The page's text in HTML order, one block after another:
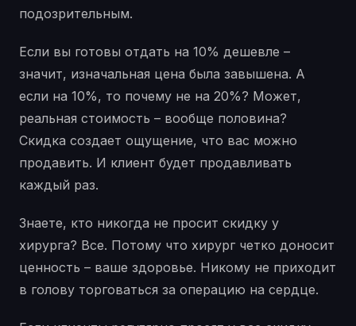
подозрительным.
Если вы готовы отдать на 10% дешевле –
значит, изначальная цена была завышена. А
если на 10%, то почему не на 20%? Может,
реальная стоимость – вообще половина?
Скидка создает ощущение, что вас можно
продавить. И клиент будет продавливать
каждый раз.
Знаете, кто никогда не просит скидку у
хирурга? Все. Потому что хирург четко доносит
ценность – ваше здоровье. Никому не приходит
в голову торговаться за операцию на сердце.